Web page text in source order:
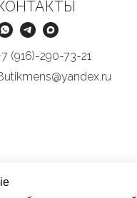
(916)-290-73-21